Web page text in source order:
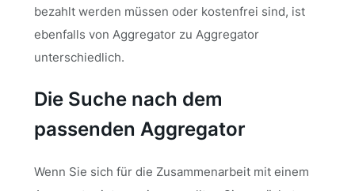
bezahlt werden müssen oder kostenfrei sind, ist
ebenfalls von Aggregator zu Aggregator
unterschiedlich.
Die Suche nach dem
passenden Aggregator
Wenn Sie sich für die Zusammenarbeit mit einem